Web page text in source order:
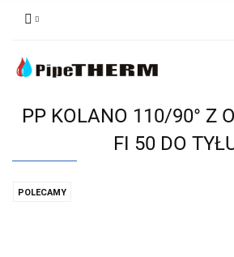
PP KOLANO 110/90° Z
FI 50 DO
POLECAMY